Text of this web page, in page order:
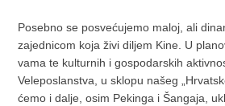
Posebno se posvećujemo maloj, ali
zajednicom koja živi diljem Kine. U
vama te kulturnih i gospodarskih
Veleposlanstva, u sklopu našeg
ćemo i dalje, osim Pekinga i Šangaja,